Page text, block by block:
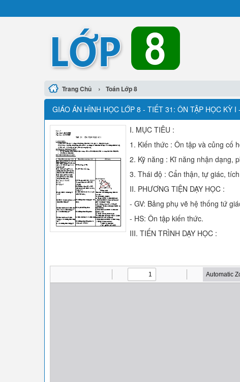
Trang Chủ › Toán Lớp 8
GIÁO ÁN HÌNH HỌC LỚP 8 - TIẾT 31: ÔN TẬP HỌC KỲ
I. MỤC TIÊU :
1. Kiến thức : Ôn tập và củng cố
2. Kỹ năng : Kĩ năng nhận dạng,
3. Thái độ : Cẩn thận, tự giác,
II. PHƯƠNG TIỆN DẠY HỌC :
- GV: Bảng phụ vẽ hệ thống tứ
- HS: Ôn tập kiến thức.
III. TIẾN TRÌNH DẠY HỌC :